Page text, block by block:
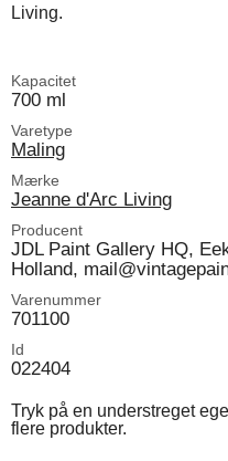
Living.
Kapacitet
700 ml
Varetype
Maling
Mærke
Jeanne d'Arc Living
Producent
JDL Paint Gallery HQ,
Holland,
Varenummer
701100
Id
022404
Tryk på en understreget
flere produkter.